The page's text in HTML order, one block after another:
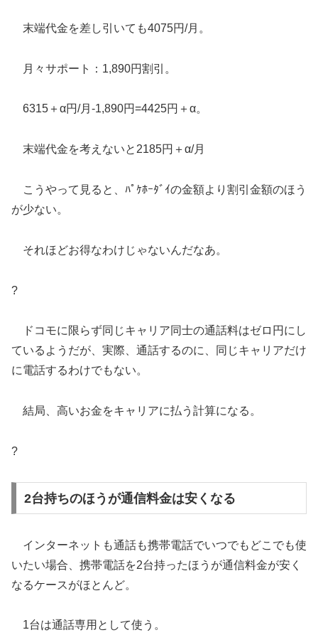
末端代金を差し引いても4075円/月。
月々サポート：1,890円割引。
6315＋α円/月-1,890円=4425円＋α。
末端代金を考えないと2185円＋α/月
こうやって見ると、ﾊﾟｹﾎｰﾀﾞｲの金額より割引金額のほう
が少ない。
それほどお得なわけじゃないんだなあ。
?
ドコモに限らず同じキャリア同士の通話料はゼロ円にし
ているようだが、実際、通話するのに、同じキャリアだけ
に電話するわけでもない。
結局、高いお金をキャリアに払う計算になる。
?
2台持ちのほうが通信料金は安くなる
インターネットも通話も携帯電話でいつでもどこでも使
いたい場合、携帯電話を2台持ったほうが通信料金が安く
なるケースがほとんど。
1台は通話専用として使う。